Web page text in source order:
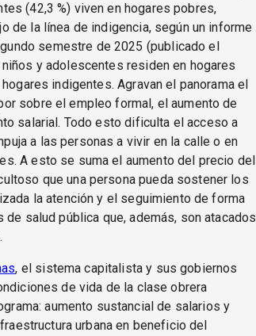
(42,3 %) viven en hogares pobres,
de la línea de indigencia, según un informe
semestre de 2025 (publicado el
y adolescentes residen en hogares
indigentes. Agravan el panorama el
sobre el empleo formal, el aumento de
salarial. Todo esto dificulta el acceso a
a las personas a vivir en la calle o en
A esto se suma el aumento del precio del
que una persona pueda sostener los
la atención y el seguimiento de forma
salud pública que, además, son atacados
, el sistema capitalista y sus gobiernos
de vida de la clase obrera
aumento sustancial de salarios y
urbana en beneficio del